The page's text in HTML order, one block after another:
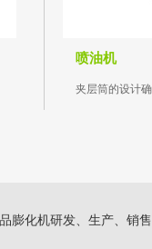
喷油机
膨化机研发、生产、销售